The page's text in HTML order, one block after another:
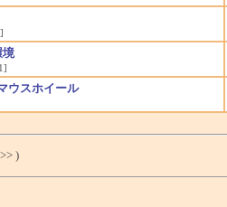
ウスホイール
>> )